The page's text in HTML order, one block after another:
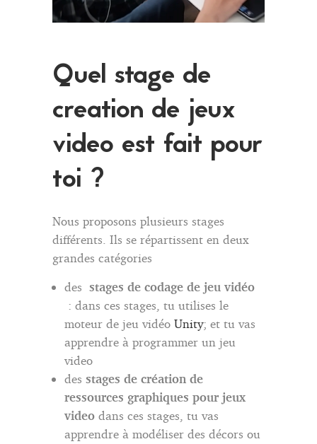
Quel stage de
creation de jeux
video est fait pour
toi ?
Nous proposons plusieurs stages
différents. Ils se répartissent en deux
grandes catégories
des stages de codage de jeu vidéo
: dans ces stages, tu utilises le
moteur de jeu vidéo Unity; et tu vas
apprendre à programmer un jeu
video
des stages de création de
ressources graphiques pour jeux
video dans ces stages, tu vas
apprendre à modéliser des décors ou